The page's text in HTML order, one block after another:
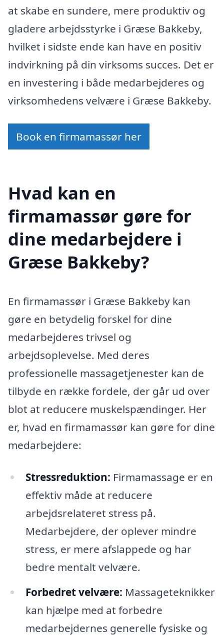
at skabe en sundere, mere produktiv og
gladere arbejdsstyrke i Græse Bakkeby,
hvilket i sidste ende kan have en positiv
indvirkning på din virksoms succes. Det er
en investering i både medarbejderes og
virksomhedens velvære i Græse Bakkeby.
Book en firmamassør her
Hvad kan en
firmamassør gøre for
dine medarbejdere i
Græse Bakkeby?
En firmamassør i Græse Bakkeby kan
gøre en betydelig forskel for dine
medarbejderes trivsel og
arbejdsoplevelse. Med deres
professionelle massagetjenester kan de
tilbyde en række fordele, der går ud over
blot at reducere muskelspændinger. Her
er, hvad en firmamassør kan gøre for dine
medarbejdere:
Stressreduktion: Firmamassage er en
effektiv måde at reducere
arbejdsrelateret stress på.
Medarbejdere, der oplever mindre
stress, er mere afslappede og har
bedre mentalt velvære.
Forbedret velvære: Massageteknikker
kan hjælpe med at forbedre
medarbejdernes generelle fysiske og